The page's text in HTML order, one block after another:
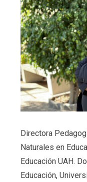
Directora
Naturales en
Educación UAH.
Educación,